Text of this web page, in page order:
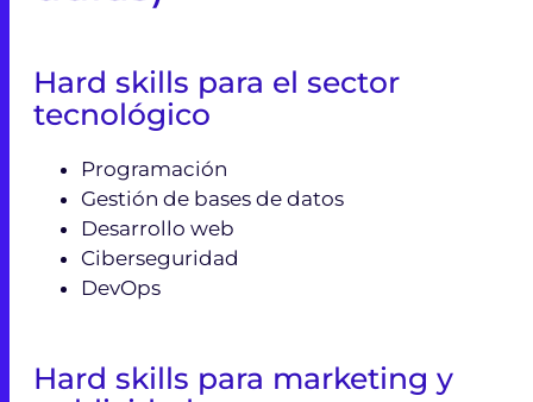
Hard skills para el sector
tecnológico
Programación
Gestión de bases de datos
Desarrollo web
Ciberseguridad
DevOps
Hard skills para marketing y